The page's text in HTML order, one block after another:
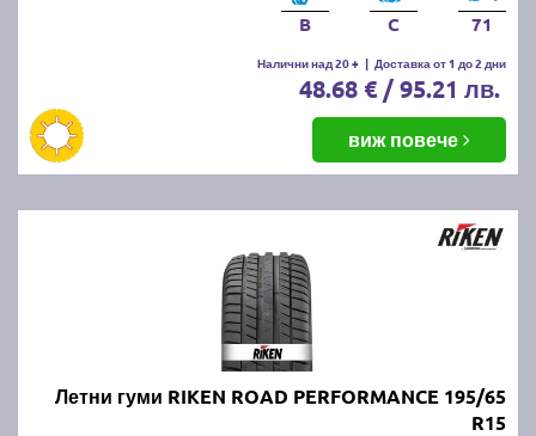
B C 71
Налични над 20 + | Доставка от 1 до 2 дни
48.68 € / 95.21 лв.
виж повече
Летни гуми RIKEN ROAD PERFORMANCE 195/65
R15